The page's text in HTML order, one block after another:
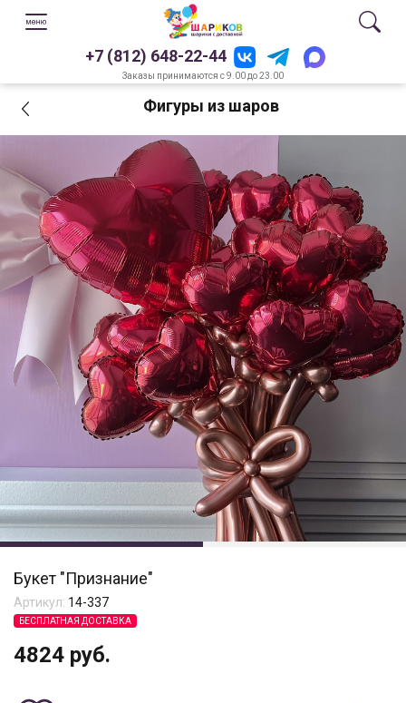
+7 (812) 648-22-44
Заказы принимаются с 9.00 до 23.00
Фигуры из шаров
Букет "Признание"
Артикул: 14-337
БЕСПЛАТНАЯ ДОСТАВКА
4824 руб.